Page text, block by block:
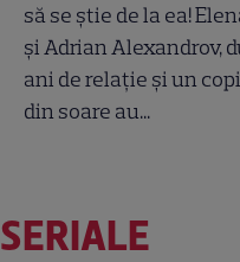
să se știe de la ea!
și Adrian Alexandrov,
ani de relație și un
din soare au...
SERIALE